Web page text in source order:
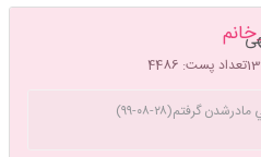
تعداد پست: 4486
ومن دوباره هديه اي ب زيبايي مادرشدن گرفتم(٢٨-٠٨-٩٩)